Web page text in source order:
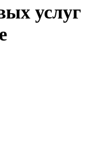
услуг